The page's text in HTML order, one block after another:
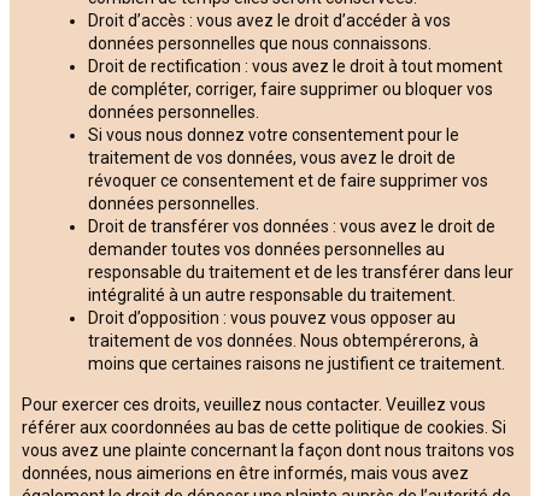
Droit d’accès : vous avez le droit d’accéder à vos
données personnelles que nous connaissons.
Droit de rectification : vous avez le droit à tout moment
de compléter, corriger, faire supprimer ou bloquer vos
données personnelles.
Si vous nous donnez votre consentement pour le
traitement de vos données, vous avez le droit de
révoquer ce consentement et de faire supprimer vos
données personnelles.
Droit de transférer vos données : vous avez le droit de
demander toutes vos données personnelles au
responsable du traitement et de les transférer dans leur
intégralité à un autre responsable du traitement.
Droit d’opposition : vous pouvez vous opposer au
traitement de vos données. Nous obtempérerons, à
moins que certaines raisons ne justifient ce traitement.
Pour exercer ces droits, veuillez nous contacter. Veuillez vous
référer aux coordonnées au bas de cette politique de cookies. Si
vous avez une plainte concernant la façon dont nous traitons vos
données, nous aimerions en être informés, mais vous avez